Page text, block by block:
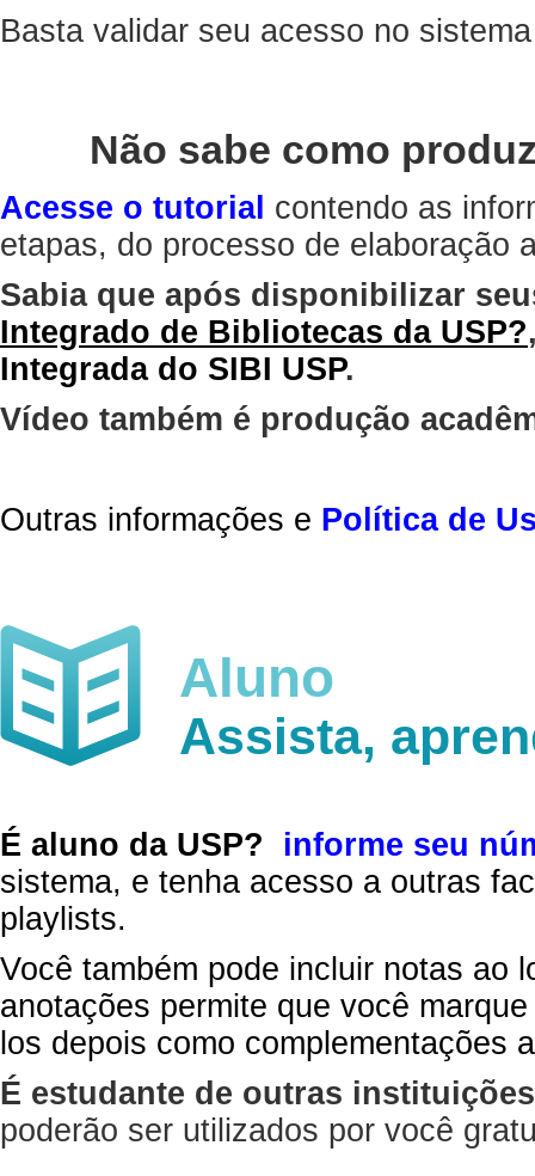
Basta validar seu acesso no
Não sabe como
Acesse o tutorial contendo as
etapas, do processo de elaboração
Sabia que após disponibilizar
Integrado de Bibliotecas da USP?
Integrada do SIBI USP.
Vídeo também é produção
Outras informações e Política de
Aluno
Assista,
É aluno da USP?
informe seu
sistema, e tenha acesso a outras
playlists.
Você também pode incluir notas ao
anotações permite que você
los depois como complementações
É estudante de outras
poderão ser utilizados por você